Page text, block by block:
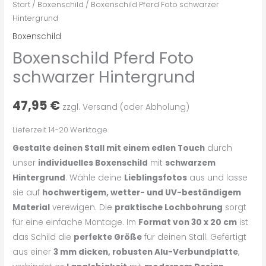
Start / Boxenschild / Boxenschild Pferd Foto schwarzer
Hintergrund
Boxenschild
Boxenschild Pferd Foto
schwarzer Hintergrund
47,95 € zzgl. Versand (oder Abholung)
Lieferzeit 14-20 Werktage
Gestalte deinen Stall mit einem edlen Touch durch
unser individuelles Boxenschild mit schwarzem
Hintergrund. Wähle deine Lieblingsfotos aus und lasse
sie auf hochwertigem, wetter- und UV-beständigem
Material verewigen. Die praktische Lochbohrung sorgt
für eine einfache Montage. Im Format von 30 x 20 cm ist
das Schild die perfekte Größe für deinen Stall. Gefertigt
aus einer3 mm dicken, robusten Alu-Verbundplatte,